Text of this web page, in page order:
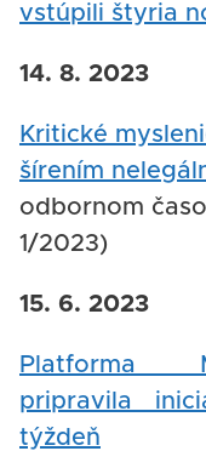
vstúpili štyria
14. 8. 2023
Kritické
šírením
odbornom
1/2023)
15. 6. 2023
Platforma
pripravila
týždeň